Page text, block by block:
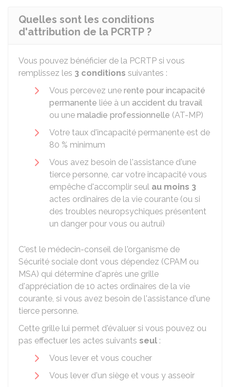
Quelles sont les conditions
d'attribution de la PCRTP ?
Vous pouvez bénéficier de la PCRTP si vous
remplissez les 3 conditions suivantes :
Vous percevez une rente pour incapacité
permanente liée à un accident du travail
ou une maladie professionnelle (AT-MP)
Votre taux d'incapacité permanente est de
80 % minimum
Vous avez besoin de l'assistance d'une
tierce personne, car votre incapacité vous
empêche d'accomplir seul au moins 3
actes ordinaires de la vie courante (ou si
des troubles neuropsychiques présentent
un danger pour vous ou autrui)
C'est le médecin-conseil de l'organisme de
Sécurité sociale dont vous dépendez (CPAM ou
MSA) qui détermine d'après une grille
d'appréciation de 10 actes ordinaires de la vie
courante, si vous avez besoin de l'assistance d'une
tierce personne.
Cette grille lui permet d'évaluer si vous pouvez ou
pas effectuer les actes suivants seul :
Vous lever et vous coucher
Vous lever d'un siège et vous y asseoir